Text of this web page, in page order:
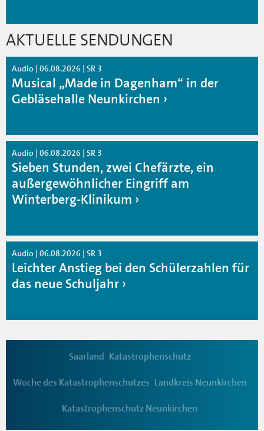
AKTUELLE SENDUNGEN
Audio | 06.08.2026 | SR 3
Musical „Made in Dagenham“ in der
Gebläsehalle Neunkirchen
Audio | 06.08.2026 | SR 3
Sieben Stunden, zwei Chefärzte, ein
außergewöhnlicher Eingriff am
Winterberg-Klinikum
Audio | 06.08.2026 | SR 3
Leichter Anstieg bei den Schülerzahlen für
das neue Schuljahr
Saarland Katastrophenschutz
Woche des Katastrophenschutzes Landkreis Neunkirchen
Katastrophenschutz Neunkirchen